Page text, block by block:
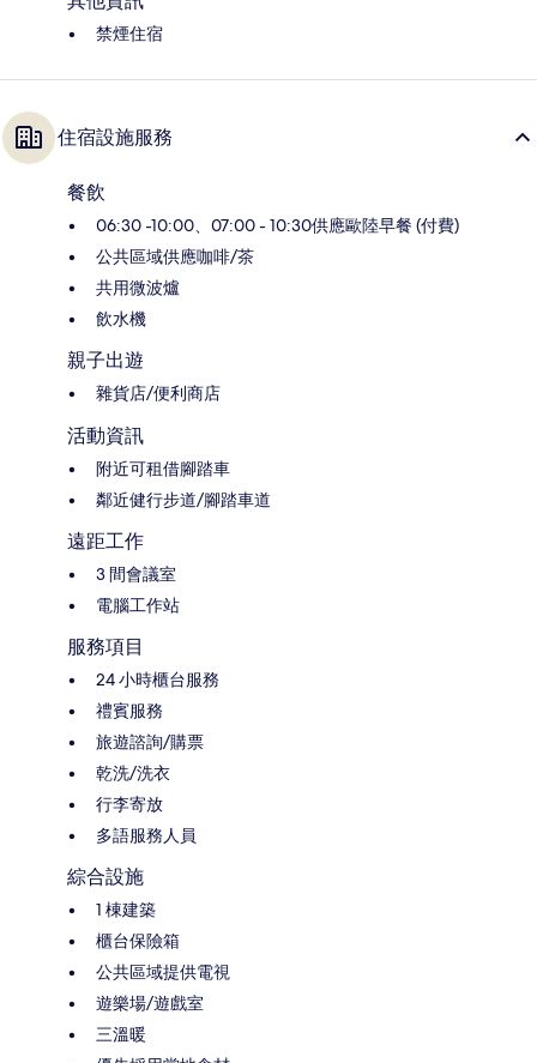
禁煙住宿
住宿設施服務
餐飲
06:30 -10:00、07:00 - 10:30供應歐陸早餐 (付費)
公共區域供應咖啡/茶
共用微波爐
飲水機
親子出遊
雜貨店/便利商店
活動資訊
附近可租借腳踏車
鄰近健行步道/腳踏車道
遠距工作
3 間會議室
電腦工作站
服務項目
24 小時櫃台服務
禮賓服務
旅遊諮詢/購票
乾洗/洗衣
行李寄放
多語服務人員
綜合設施
1 棟建築
櫃台保險箱
公共區域提供電視
遊樂場/遊戲室
三溫暖